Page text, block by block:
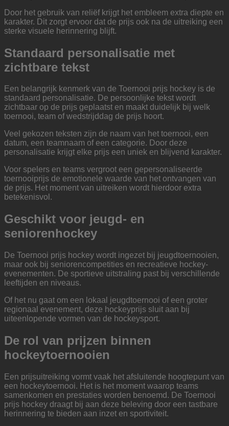
Door het gebruik van reliëf krijgt het embleem extra diepte en
karakter. Dit zorgt ervoor dat de prijs ook na de uitreiking een
sterke visuele herinnering blijft.
Standaard personalisatie met
zichtbare tekst
Een belangrijk kenmerk van de Toernooi prijs hockey is de
standaard personalisatie. De persoonlijke tekst wordt
zichtbaar op de prijs geplaatst en maakt duidelijk bij welk
toernooi, team of wedstrijddag de prijs hoort.
Veel gekozen teksten zijn de naam van het toernooi, een
datum, een teamnaam of een categorie. Door deze
personalisatie krijgt elke prijs een uniek en blijvend karakter.
Voor spelers en teams vergroot een gepersonaliseerde
toernooiprijs de emotionele waarde van het ontvangen van
de prijs. Het moment van uitreiken wordt hierdoor extra
betekenisvol.
Geschikt voor jeugd- en
seniorenhockey
De Toernooi prijs hockey wordt ingezet bij jeugdtoernooien,
maar ook bij seniorencompetities en recreatieve hockey-
evenementen. De sportieve uitstraling past bij verschillende
leeftijden en niveaus.
Of het nu gaat om een lokaal jeugdtoernooi of een groter
regionaal evenement, deze hockeyprijs sluit aan bij
uiteenlopende vormen van de hockeysport.
De rol van prijzen binnen
hockeytoernooien
Een prijsuitreiking vormt vaak het afsluitende hoogtepunt van
een hockeytoernooi. Het is het moment waarop teams
samenkomen en prestaties worden benoemd. De Toernooi
prijs hockey draagt bij aan deze beleving door een tastbare
herinnering te bieden aan inzet en sportiviteit.